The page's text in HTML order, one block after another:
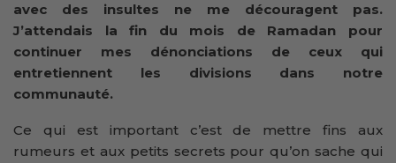
avec des insultes ne me découragent pas.
J’attendais la fin du mois de Ramadan pour
continuer mes dénonciations de ceux qui
entretiennent les divisions dans notre
communauté.
Ce qui est important c’est de mettre fins aux
rumeurs et aux petits secrets pour qu’on sache qui